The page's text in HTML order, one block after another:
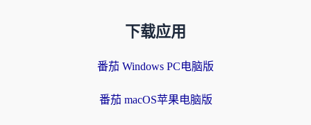
下载应用
番茄 Windows PC电脑版
番茄 macOS苹果电脑版